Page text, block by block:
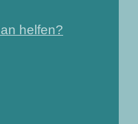
helfen?